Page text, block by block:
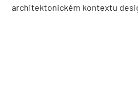
architektonickém kontextu